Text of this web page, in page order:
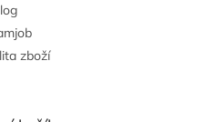
zboží